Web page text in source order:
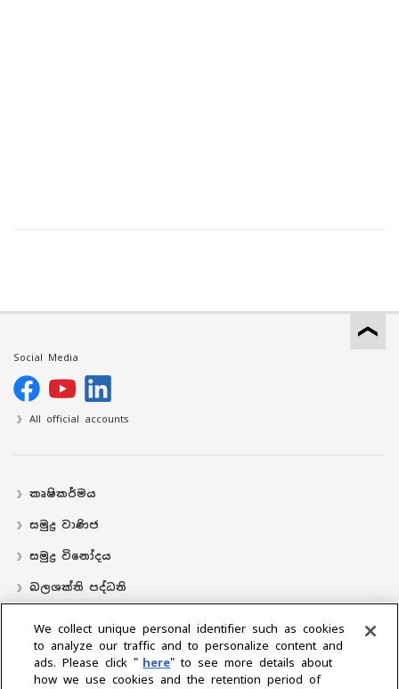
Social Media
All official accounts
කෘෂිකර්මය
සමුද්‍ර වාණිජ
සමුද්‍ර විනෝදය
බලශක්ති පද්ධති
බෙදාහරින්නාගේ ස්ථානය
සහාය
We collect unique personal identifier such as cookies
to analyze our traffic and to personalize content and
ads. Please click " here" to see more details about
how we use cookies and the retention period of